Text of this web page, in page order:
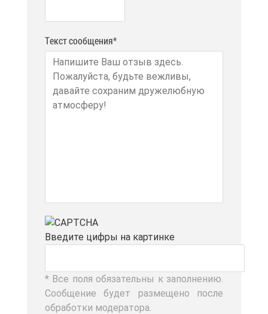
Текст сообщения*
Вве­ди­те циф­ры на кар­тин­ке
* Все по­ля обя­за­тель­ны к за­пол­не­нию.
Со­об­ще­ние бу­дет раз­ме­ще­но по­сле
об­ра­бот­ки мо­де­ра­то­ра.